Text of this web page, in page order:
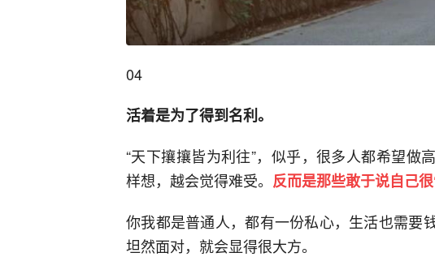
04
活着是为了得到名利。
“天下攘攘皆为利往”，似乎，很多人都希望做
样想，越会觉得难受。 反而是那些敢于说自己
你我都是普通人，都有一份私心，生活也需要
坦然面对，就会显得很大方。